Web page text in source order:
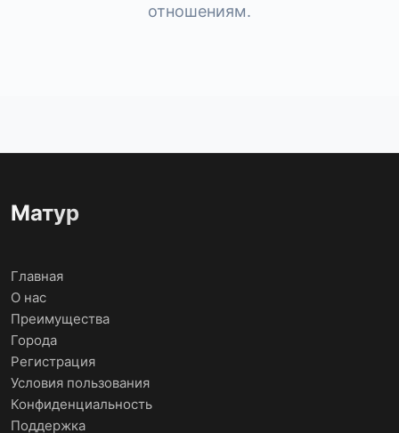
отношениям.
Матур
Главная
О нас
Преимущества
Города
Регистрация
Условия пользования
Конфиденциальность
Поддержка